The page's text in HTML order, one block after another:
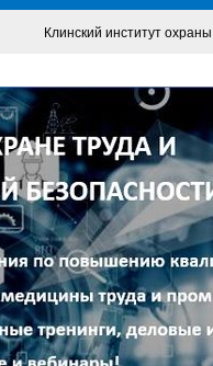
Клинский институт